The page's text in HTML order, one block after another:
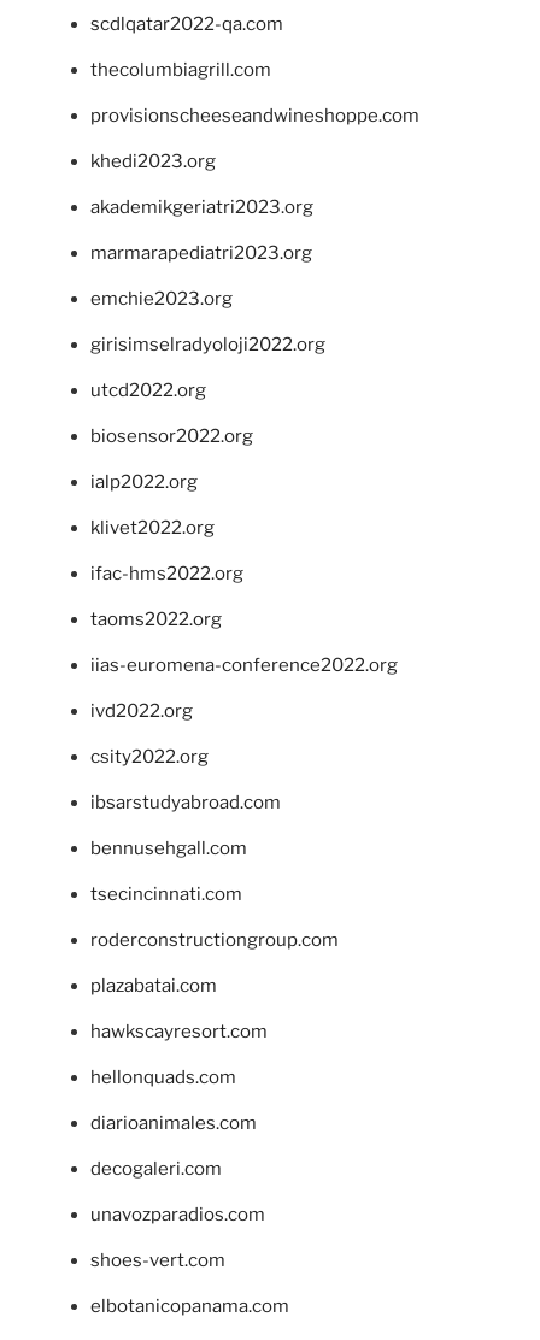
scdlqatar2022-qa.com
thecolumbiagrill.com
provisionscheeseandwineshoppe.com
khedi2023.org
akademikgeriatri2023.org
marmarapediatri2023.org
emchie2023.org
girisimselradyoloji2022.org
utcd2022.org
biosensor2022.org
ialp2022.org
klivet2022.org
ifac-hms2022.org
taoms2022.org
iias-euromena-conference2022.org
ivd2022.org
csity2022.org
ibsarstudyabroad.com
bennusehgall.com
tsecincinnati.com
roderconstructiongroup.com
plazabatai.com
hawkscayresort.com
hellonquads.com
diarioanimales.com
decogaleri.com
unavozparadios.com
shoes-vert.com
elbotanicopanama.com